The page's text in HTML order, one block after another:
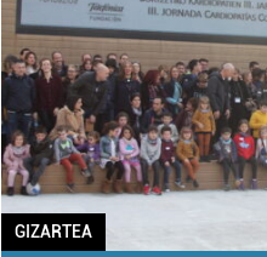
GIZARTEA